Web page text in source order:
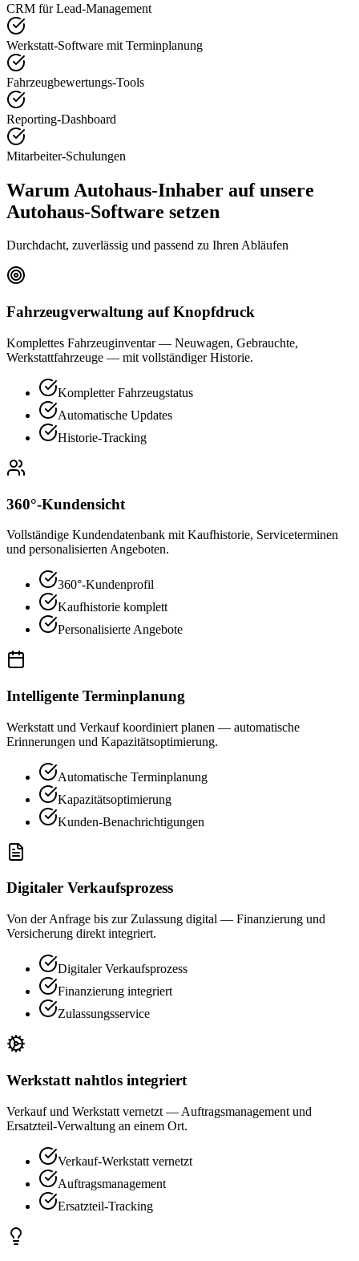
CRM für Lead-Management
Werkstatt-Software mit Terminplanung
Fahrzeugbewertungs-Tools
Reporting-Dashboard
Mitarbeiter-Schulungen
Warum Autohaus-Inhaber auf unsere
Autohaus-Software setzen
Durchdacht, zuverlässig und passend zu Ihren Abläufen
Fahrzeugverwaltung auf Knopfdruck
Komplettes Fahrzeuginventar — Neuwagen, Gebrauchte,
Werkstattfahrzeuge — mit vollständiger Historie.
Kompletter Fahrzeugstatus
Automatische Updates
Historie-Tracking
360°-Kundensicht
Vollständige Kundendatenbank mit Kaufhistorie, Serviceterminen
und personalisierten Angeboten.
360°-Kundenprofil
Kaufhistorie komplett
Personalisierte Angebote
Intelligente Terminplanung
Werkstatt und Verkauf koordiniert planen — automatische
Erinnerungen und Kapazitätsoptimierung.
Automatische Terminplanung
Kapazitätsoptimierung
Kunden-Benachrichtigungen
Digitaler Verkaufsprozess
Von der Anfrage bis zur Zulassung digital — Finanzierung und
Versicherung direkt integriert.
Digitaler Verkaufsprozess
Finanzierung integriert
Zulassungsservice
Werkstatt nahtlos integriert
Verkauf und Werkstatt vernetzt — Auftragsmanagement und
Ersatzteil-Verwaltung an einem Ort.
Verkauf-Werkstatt vernetzt
Auftragsmanagement
Ersatzteil-Tracking